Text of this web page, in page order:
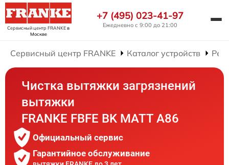
Сервисный центр FRANKEв
Москве
+7 (495) 023-41-97
Ежедневно с 9:00 до 21:00
Сервисный центр FRANKE Каталог устройств
Чистка вытяжки загрязнений
вытяжки
FRANKE FBFE BK MATT A86
Официальный сервис
Гарантийное обслуживание